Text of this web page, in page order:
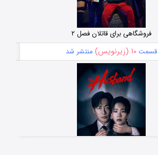
فروشگاهی برای قاتلان فصل ۲
قسمت۱۰ (زیرنویس) منتشر شد